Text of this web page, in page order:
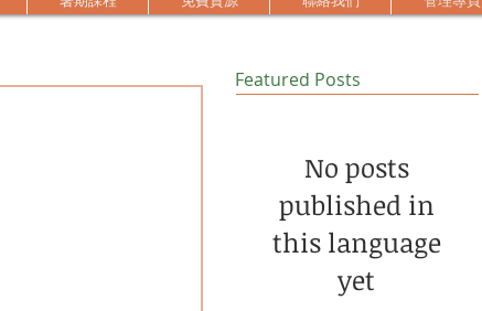
Featured Posts
No posts
published in
this language
yet